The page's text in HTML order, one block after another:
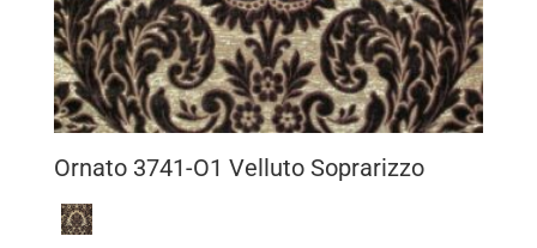
Ornato 3741-O1 Velluto Soprarizzo